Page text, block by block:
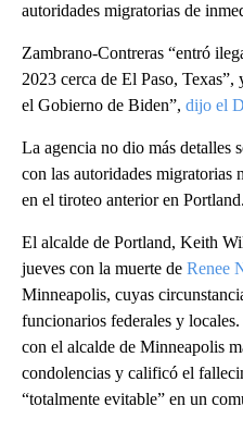
autoridades migratorias de
Zambrano-Contreras “entró
2023 cerca de El Paso,
el Gobierno de Biden”, dijo el
La agencia no dio más detalles
con las autoridades migratorias
en el tiroteo anterior en Portland.
El alcalde de Portland, Keith
jueves con la muerte de Renee
Minneapolis, cuyas
funcionarios federales y
con el alcalde de Minneapolis
condolencias y calificó el
“totalmente evitable” en un